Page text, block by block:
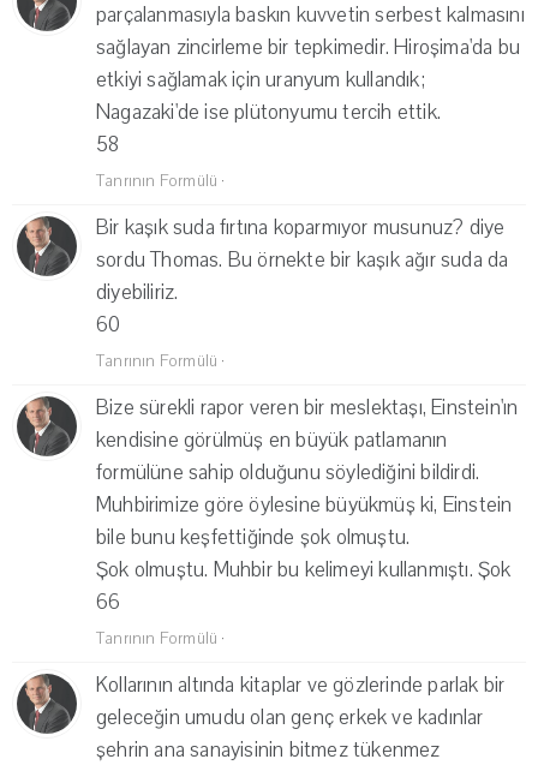
parçalanmasıyla baskın kuvvetin serbest kalmasını
sağlayan zincirleme bir tepkimedir. Hiroşima'da bu
etkiyi sağlamak için uranyum kullandık;
Nagazaki'de ise plütonyumu tercih ettik.
58
Tanrının Formülü ·
Bir kaşık suda fırtına koparmıyor musunuz? diye
sordu Thomas. Bu örnekte bir kaşık ağır suda da
diyebiliriz.
60
Tanrının Formülü ·
Bize sürekli rapor veren bir meslektaşı, Einstein'ın
kendisine görülmüş en büyük patlamanın
formülüne sahip olduğunu söylediğini bildirdi.
Muhbirimize göre öylesine büyükmüş ki, Einstein
bile bunu keşfettiğinde şok olmuştu.
Şok olmuştu. Muhbir bu kelimeyi kullanmıştı. Şok
66
Tanrının Formülü ·
Kollarının altında kitaplar ve gözlerinde parlak bir
geleceğin umudu olan genç erkek ve kadınlar
şehrin ana sanayisinin bitmez tükenmez